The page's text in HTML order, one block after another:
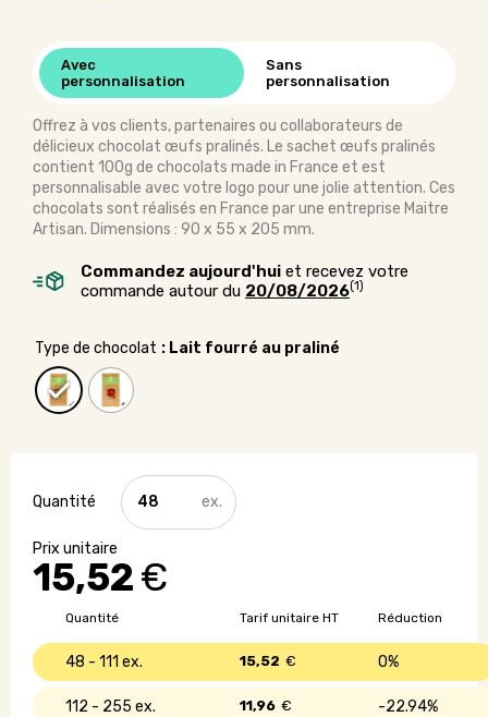
Avec
personnalisation
Sans
personnalisation
Offrez à vos clients, partenaires ou collaborateurs de
délicieux chocolat œufs pralinés. Le sachet œufs pralinés
contient 100g de chocolats made in France et est
personnalisable avec votre logo pour une jolie attention. Ces
chocolats sont réalisés en France par une entreprise Maitre
Artisan. Dimensions : 90 x 55 x 205 mm.
Commandez aujourd'hui et recevez votre
commande autour du 20/08/2026(1)
Type de chocolat : Lait fourré au praliné
15,52€
quantité
de
Sachet
chocolat
personnalisé
Quantité Réduction
Tarif unitaire HT
48 - 111 0%
15,52 €
112 - 255 22.94%
11,96 €